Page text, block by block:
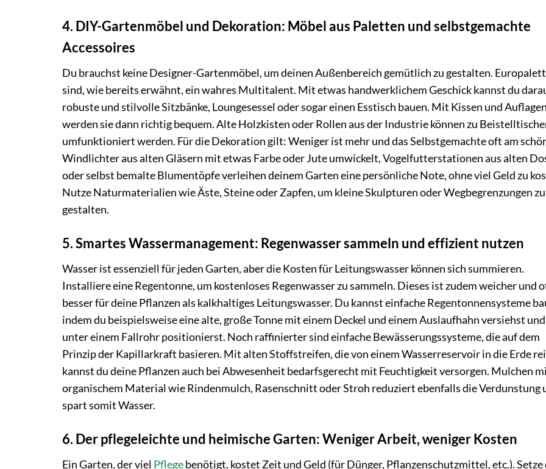
4. DIY-Gartenmöbel und Dekoration: Möbel aus Paletten und selbstgemachte
Accessoires
Du brauchst keine Designer-Gartenmöbel, um deinen Außenbereich gemütlich zu gestalten.
sind, wie bereits erwähnt, ein wahres Multitalent. Mit etwas handwerklichem Geschick kannst du
robuste und stilvolle Sitzbänke, Loungesessel oder sogar einen Esstisch bauen. Mit Kissen und Auflagen
werden sie dann richtig bequem. Alte Holzkisten oder Rollen aus der Industrie können zu
umfunktioniert werden. Für die Dekoration gilt: Weniger ist mehr und das Selbstgemachte oft am
Windlichter aus alten Gläsern mit etwas Farbe oder Jute umwickelt, Vogelfutterstationen aus alten
oder selbst bemalte Blumentöpfe verleihen deinem Garten eine persönliche Note, ohne viel Geld zu
Nutze Naturmaterialien wie Äste, Steine oder Zapfen, um kleine Skulpturen oder Wegbegrenzungen zu
gestalten.
5. Smartes Wassermanagement: Regenwasser sammeln und effizient nutzen
Wasser ist essenziell für jeden Garten, aber die Kosten für Leitungswasser können sich summieren.
Installiere eine Regentonne, um kostenloses Regenwasser zu sammeln. Dieses ist zudem weicher und
besser für deine Pflanzen als kalkhaltiges Leitungswasser. Du kannst einfache Regentonnensysteme
indem du beispielsweise eine alte, große Tonne mit einem Deckel und einem Auslaufhahn versiehst
unter einem Fallrohr positionierst. Noch raffinierter sind einfache Bewässerungssysteme, die auf dem
Prinzip der Kapillarkraft basieren. Mit alten Stoffstreifen, die von einem Wasserreservoir in die Erde
kannst du deine Pflanzen auch bei Abwesenheit bedarfsgerecht mit Feuchtigkeit versorgen. Mulchen
organischem Material wie Rindenmulch, Rasenschnitt oder Stroh reduziert ebenfalls die Verdunstung
spart somit Wasser.
6. Der pflegeleichte und heimische Garten: Weniger Arbeit, weniger Kosten
Ein Garten, der viel Pflegebenötigt, kostet Zeit und Geld (für Dünger, Pflanzenschutzmittel, etc.). Setze